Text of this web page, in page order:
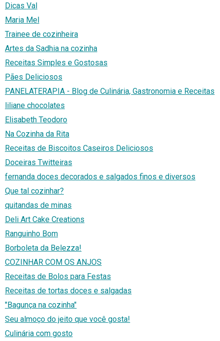
Dicas Val
Maria Mel
Trainee de cozinheira
Artes da Sadhia na cozinha
Receitas Simples e Gostosas
Pães Deliciosos
PANELATERAPIA - Blog de Culinária, Gastronomia e Receitas
liliane chocolates
Elisabeth Teodoro
Na Cozinha da Rita
Receitas de Biscoitos Caseiros Deliciosos
Doceiras Twitteiras
fernanda doces decorados e salgados finos e diversos
Que tal cozinhar?
quitandas de minas
Deli Art Cake Creations
Ranguinho Bom
Borboleta da Belezza!
COZINHAR COM OS ANJOS
Receitas de Bolos para Festas
Receitas de tortas doces e salgadas
"Bagunça na cozinha"
Seu almoço do jeito que você gosta!
Culinária com gosto